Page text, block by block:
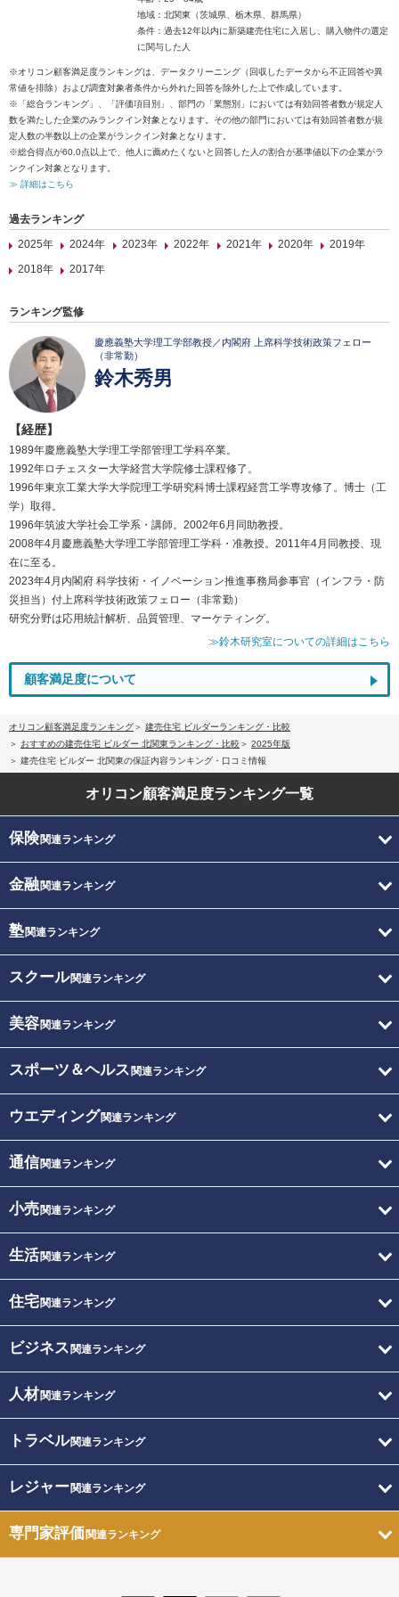
地域：北関東（茨城県、栃木県、群馬県）
条件：過去12年以内に新築建売住宅に入居し、購入物件の選定
に関与した人
※オリコン顧客満足度ランキングは、データクリーニング（回収したデータから不正回答や異
常値を排除）および調査対象者条件から外れた回答を除外した上で作成しています。
※「総合ランキング」、「評価項目別」、部門の「業態別」においては有効回答者数が規定人
数を満たした企業のみランクイン対象となります。その他の部門においては有効回答者数が規
定人数の半数以上の企業がランクイン対象となります。
※総合得点が60.0点以上で、他人に薦めたくないと回答した人の割合が基準値以下の企業がラ
ンクイン対象となります。
≫ 詳細はこちら
過去ランキング
2025年
2024年 2023年 2022年 2021年 2020年
2019年
2018年
2017年
ランキング監修
慶應義塾大学理工学部教授／内閣府 上席科学技術政策フェロー
（非常勤）
鈴木秀男
【経歴】
1989年慶應義塾大学理工学部管理工学科卒業。
1992年ロチェスター大学経営大学院修士課程修了。
1996年東京工業大学大学院理工学研究科博士課程経営工学専攻修了。博士（工
学）取得。
1996年筑波大学社会工学系・講師。2002年6月同助教授。
2008年4月慶應義塾大学理工学部管理工学科・准教授。2011年4月同教授、現
在に至る。
2023年4月内閣府 科学技術・イノベーション推進事務局参事官（インフラ・防
災担当）付上席科学技術政策フェロー（非常勤）
研究分野は応用統計解析、品質管理、マーケティング。
≫鈴木研究室についての詳細はこちら
顧客満足度について
オリコン顧客満足度ランキング
建売住宅 ビルダーランキング・比較
おすすめの建売住宅 ビルダー 北関東ランキング・比較
2025年版
建売住宅 ビルダー 北関東の保証内容ランキング・口コミ情報
オリコン顧客満足度ランキング一覧
保険関連ランキング
金融関連ランキング
塾関連ランキング
スクール関連ランキング
美容関連ランキング
スポーツ＆ヘルス 関連ランキング
ウエディング関連ランキング
通信関連ランキング
小売関連ランキング
生活関連ランキング
住宅関連ランキング
ビジネス 関連ランキング
人材関連ランキング
トラベル関連ランキング
レジャー関連ランキング
専門家評価関連ランキング